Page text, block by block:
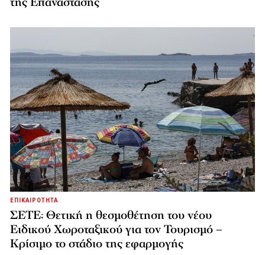
ΕΠΙΚΑΙΡΟΤΗΤΑ
ΣΕΤΕ: Θετική η θεσμοθέτηση του νέου
Ειδικού Χωροταξικού για τον Τουρισμό –
Κρίσιμο το στάδιο της εφαρμογής